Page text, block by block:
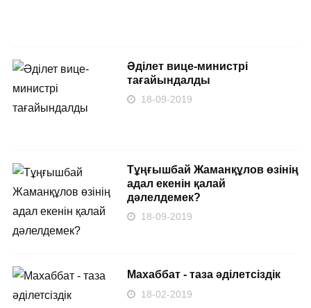
​Әділет вице-министрі
тағайындалды
18-09-2019
Тұңғышбай Жаманқұлов өзінің
адал екенін қалай
дәлелдемек?
18-09-2019
Махаббат - таза әділетсіздік
18-02-2019